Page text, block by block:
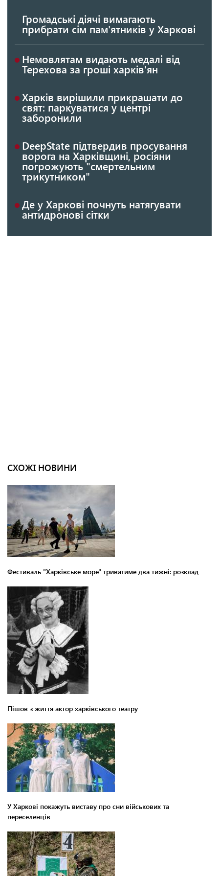
Громадські діячі вимагають
прибрати сім пам'ятників у Харкові
Немовлятам видають медалі від
Терехова за гроші харків'ян
Харків вирішили прикрашати до
свят: паркуватися у центрі
заборонили
DeepState підтвердив просування
ворога на Харківщині, росіяни
погрожують "смертельним
трикутником"
Де у Харкові почнуть натягувати
антидронові сітки
СХОЖІ НОВИНИ
Фестиваль "Харківське море" триватиме два тижні: розклад
Пішов з життя актор харківського театру
У Харкові покажуть виставу про сни військових та
переселенців